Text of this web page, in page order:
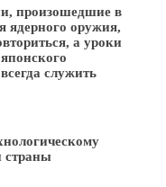
произошедшие в
ядерного оружия,
а уроки
служить
страны